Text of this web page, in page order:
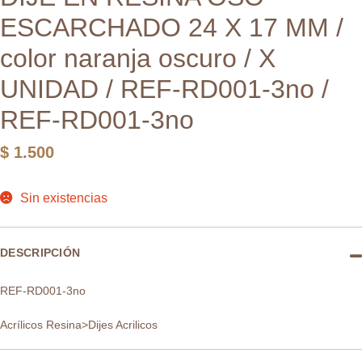
ESCARCHADO 24 X 17 MM /
color naranja oscuro / X
UNIDAD / REF-RD001-3no /
REF-RD001-3no
$ 1.500
Sin existencias
DESCRIPCIÓN
REF-RD001-3no
Acrílicos Resina>Dijes Acrilicos